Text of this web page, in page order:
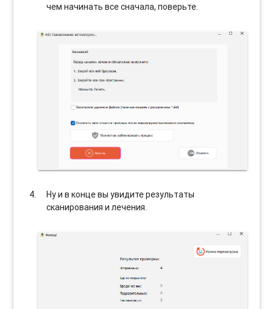
чем начинать все сначала, поверьте.
Ну и в конце вы увидите результаты
сканирования и лечения.